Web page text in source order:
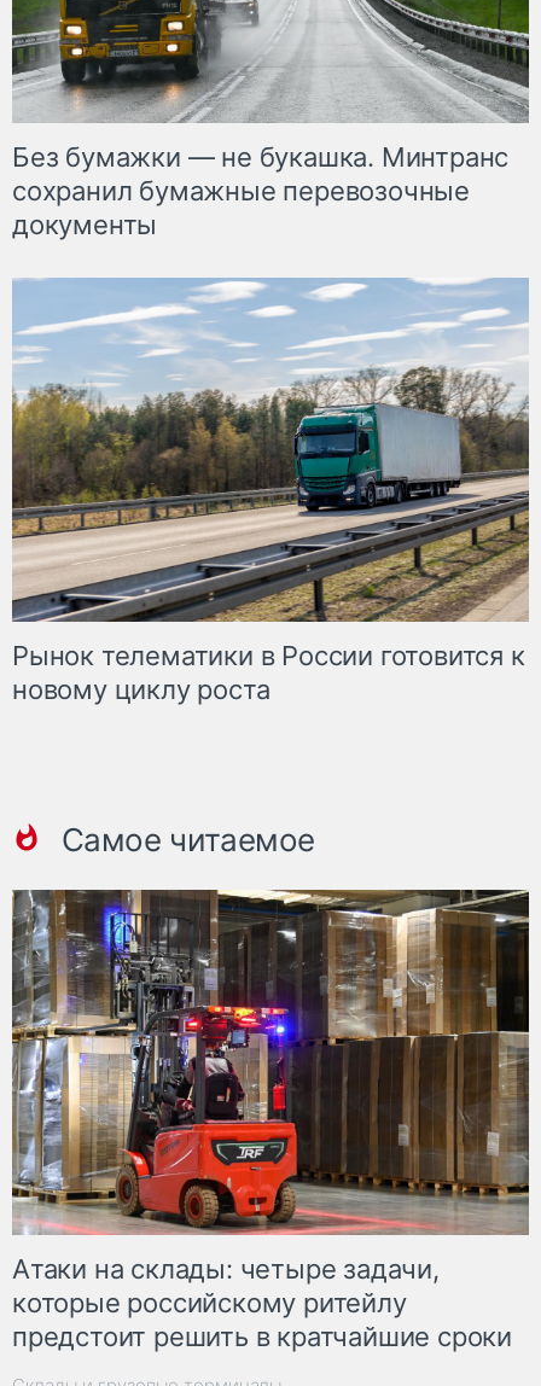
Без бумажки — не букашка. Минтранс
сохранил бумажные перевозочные
документы
Рынок телематики в России готовится к
новому циклу роста
Самое читаемое
Атаки на склады: четыре задачи,
которые российскому ритейлу
предстоит решить в кратчайшие сроки